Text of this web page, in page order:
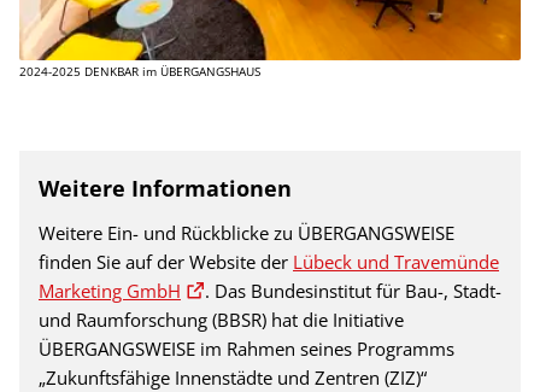
2024-2025 DENKBAR im ÜBERGANGSHAUS
Weitere Informationen
Weitere Ein- und Rückblicke zu ÜBERGANGSWEISE
finden Sie auf der Website der Lübeck und Travemünde
Marketing GmbH
. Das Bundesinstitut für Bau-, Stadt-
und Raumforschung (BBSR) hat die Initiative
ÜBERGANGSWEISE im Rahmen seines Programms
„Zukunftsfähige Innenstädte und Zentren (ZIZ)“